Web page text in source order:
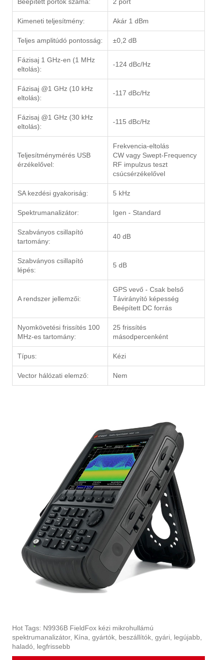
Beépített portok száma: 2 port
Kimeneti teljesítmény: Akár 1 dBm
Teljes amplitúdó pontosság: ±0,2 dB
Fázisaj 1 GHz-en (1 MHz
eltolás):
-124 dBc/Hz
Fázisaj @1 GHz (10 kHz
eltolás):
-117 dBc/Hz
Fázisaj @1 GHz (30 kHz
eltolás):
-115 dBc/Hz
Teljesítménymérés USB
érzékelővel:
Frekvencia-eltolás
CW vagy Swept-Frequency
RF impulzus teszt
csúcsérzékelővel
SA kezdési gyakoriság: 5 kHz
Spektrumanalizátor: Igen - Standard
Szabványos csillapító
tartomány:
40 dB
Szabványos csillapító
lépés:
5 dB
A rendszer jellemzői:
GPS vevő - Csak belső
Távirányító képesség
Beépített DC forrás
Nyomkövetési frissítés 100
MHz-es tartomány:
25 frissítés
másodpercenként
Típus: Kézi
Vector hálózati elemző: Nem
Hot Tags: N9936B FieldFox kézi mikrohullámú
spektrumanalizátor, Kína, gyártók, beszállítók, gyári, legújabb,
haladó, legfrissebb